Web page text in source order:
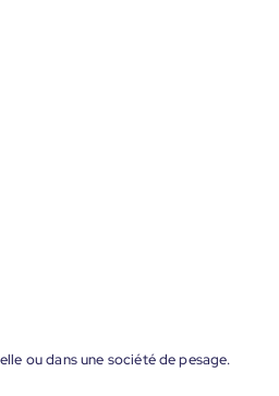
ou dans une société de pesage.